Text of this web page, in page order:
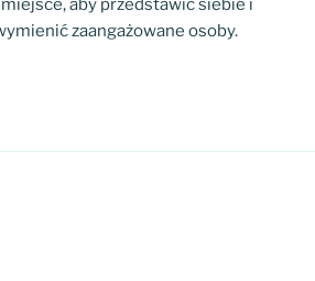
zaangażowane osoby.